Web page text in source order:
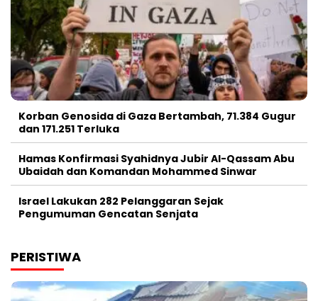
Korban Genosida di Gaza Bertambah, 71.384 Gugur
dan 171.251 Terluka
Hamas Konfirmasi Syahidnya Jubir Al-Qassam Abu
Ubaidah dan Komandan Mohammed Sinwar
Israel Lakukan 282 Pelanggaran Sejak
Pengumuman Gencatan Senjata
PERISTIWA